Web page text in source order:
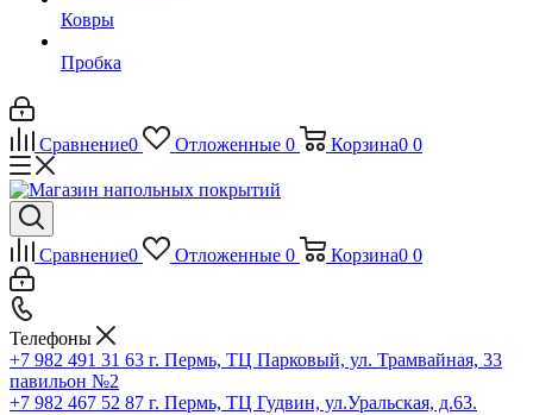
Ковры
Пробка
Сравнение0 Отложенные 0 Корзина0 0
Сравнение0 Отложенные 0 Корзина0 0
Телефоны
+7 982 491 31 63 г. Пермь, ТЦ Парковый, ул. Трамвайная, 33
павильон №2
+7 982 467 52 87 г. Пермь, ТЦ Гудвин, ул.Уральская, д.63.